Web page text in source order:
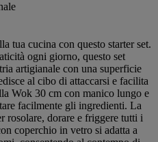
tua cucina con questo starter set.
ogni giorno, questo set
artigianale con una superficie
al cibo di attaccarsi e facilita
Wok 30 cm con manico lungo e
facilmente gli ingredienti. La
rosolare, dorare e friggere tutti i
coperchio in vetro si adatta a